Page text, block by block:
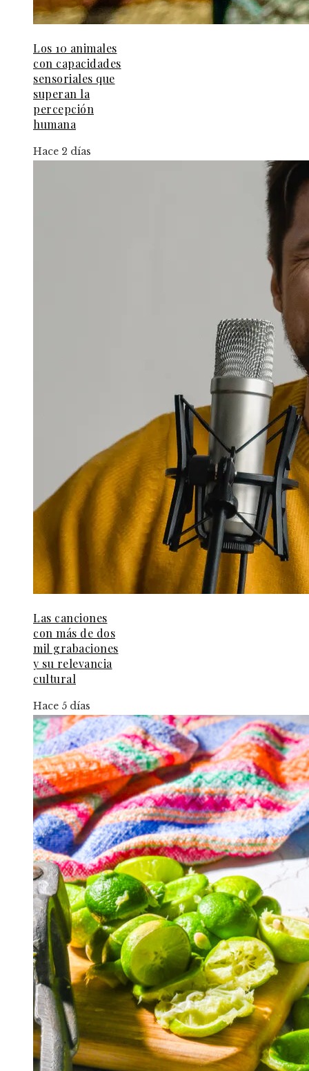
Los 10 animales
con capacidades
sensoriales que
superan la
percepción
humana
Hace 2 días
Las canciones
con más de dos
mil grabaciones
y su relevancia
cultural
Hace 5 días